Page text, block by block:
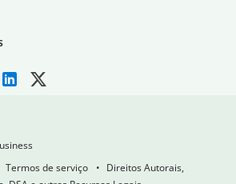
Termos de serviço
Direitos Autorais,